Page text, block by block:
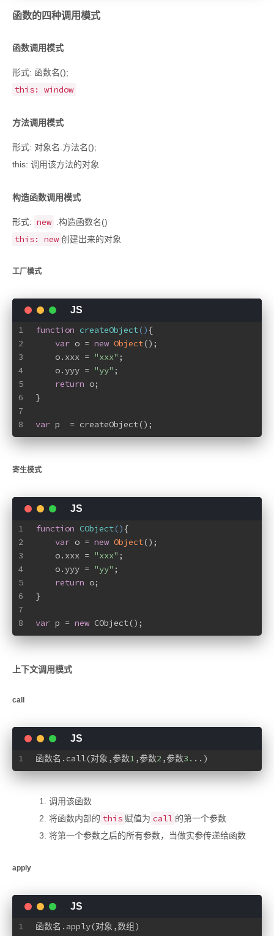
函数的四种调用模式
函数调用模式
形式: 函数名();
this: window
方法调用模式
形式: 对象名.方法名();
this: 调用该方法的对象
构造函数调用模式
形式: new .构造函数名()
this: new 创建出来的对象
工厂模式
1
2
3
4
5
6
7
8
function createObject() {
var o = new Object();
    o.xxx =
"xxx" ;
    o.yyy =
"yy" ;
return o;
}
var p  = createObject();
寄生模式
1
2
3
4
5
6
7
8
function CObject() {
var o = new Object();
    o.xxx =
"xxx" ;
    o.yyy =
"yy" ;
return o;
}
var p = new CObject();
上下文调用模式
call
1 函数名.call(对象,参数1,参数2 ,参数3. ..)
调用该函数
将函数内部的 this 赋值为 call 的第一个参数
将第一个参数之后的所有参数，当做实参传递给函数
apply
1 函数名.apply(对象,数组)